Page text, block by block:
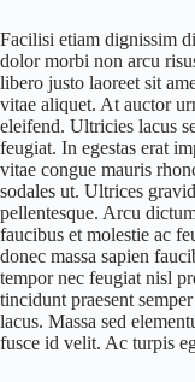
Facilisi etiam dignissim
dolor morbi non arcu
libero justo laoreet sit
vitae aliquet. At auctor
eleifend. Ultricies lacus
feugiat. In egestas erat
vitae congue mauris
sodales ut. Ultrices
pellentesque. Arcu
faucibus et molestie ac
donec massa sapien
tempor nec feugiat nisl
tincidunt praesent
lacus. Massa sed
fusce id velit. Ac turpis